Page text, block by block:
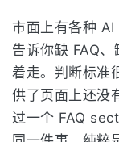
市面上有各种 AI
告诉你缺 FAQ
着走。判断标准
供了页面上还没
过一个 FAQ